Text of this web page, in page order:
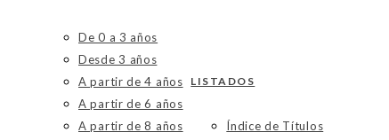
De 0 a 3 años
Desde 3 años
A partir de 4 años
A partir de 6 años
A partir de 8 años
LISTADOS
Índice de Títulos